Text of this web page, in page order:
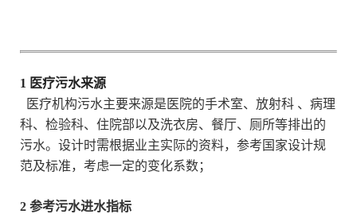
1 医疗污水来源
医疗机构污水主要来源是医院的手术室、放射科 、病理
科、检验科、住院部以及洗衣房、餐厅、厕所等排出的
污水。设计时需根据业主实际的资料，参考国家设计规
范及标准，考虑一定的变化系数；
2 参考污水进水指标